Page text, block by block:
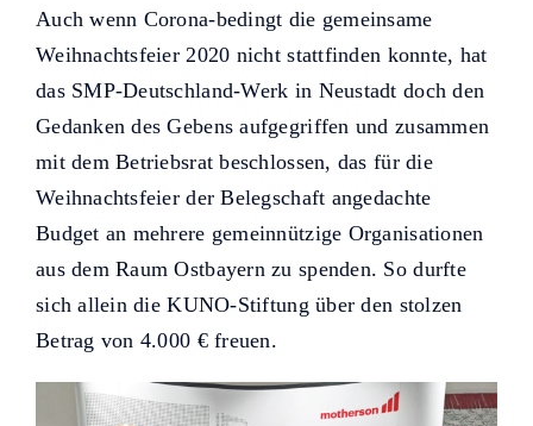
Auch wenn Corona-bedingt die gemeinsame
Weihnachtsfeier 2020 nicht stattfinden konnte, hat
das SMP-Deutschland-Werk in Neustadt doch den
Gedanken des Gebens aufgegriffen und zusammen
mit dem Betriebsrat beschlossen, das für die
Weihnachtsfeier der Belegschaft angedachte
Budget an mehrere gemeinnützige Organisationen
aus dem Raum Ostbayern zu spenden. So durfte
sich allein die KUNO-Stiftung über den stolzen
Betrag von 4.000 € freuen.